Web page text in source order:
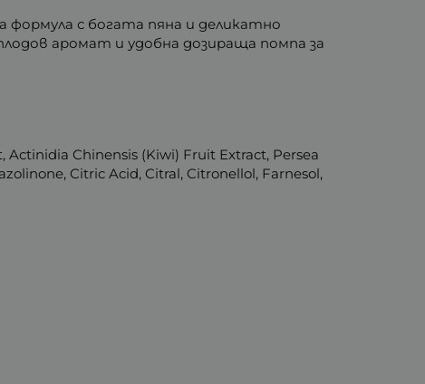
с богата пяна и деликатно
аромат и удобна дозираща помпа за
Chinensis (Kiwi) Fruit Extract, Persea
Citric Acid, Citral, Citronellol, Farnesol,